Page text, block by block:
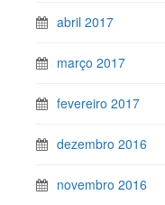
abril 2017
março 2017
fevereiro 2017
dezembro 2016
novembro 2016